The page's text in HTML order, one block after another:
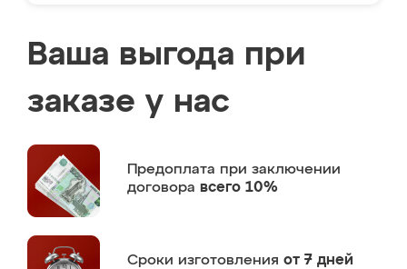
Ваша выгода при
заказе у нас
Предоплата при заключении
договора всего 10%
Сроки изготовления от 7 дней